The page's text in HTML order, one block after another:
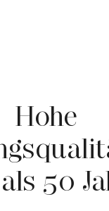
Hohe
50